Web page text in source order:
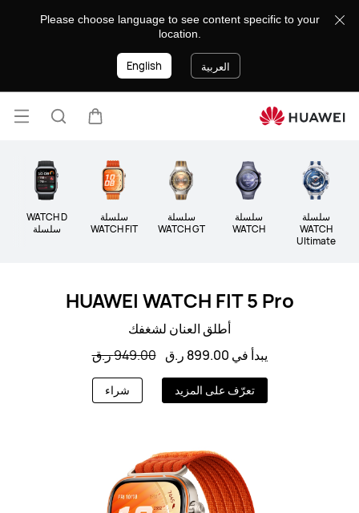
Please choose language to see content specific to your
location.
العربية English
فتح
سلسلة
WATCH
Ultimate
سلسلة
WATCH
سلسلة
WATCH GT
سلسلة
WATCH FIT
WATCH D
سلسلة
HUAWEI WATCH FIT 5 Pro
أطلق العنان لشغفك
يبدأ في 899.00 ر.ق
949.00 ر.ق
تعرّف على المزيد شراء